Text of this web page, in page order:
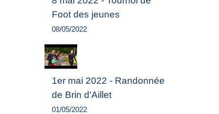
Foot des jeunes
08/05/2022
1er mai 2022 - Randonnée
de Brin d'Aillet
01/05/2022